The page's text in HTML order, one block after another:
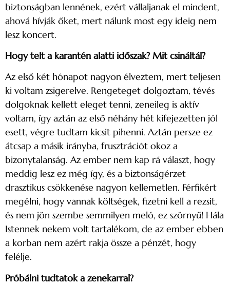
biztonságban lennének, ezért vállaljanak el mindent,
ahová hívják őket, mert nálunk most egy ideig nem
lesz koncert.
Hogy telt a karantén alatti időszak? Mit csináltál?
Az első két hónapot nagyon élveztem, mert teljesen
ki voltam zsigerelve. Rengeteget dolgoztam, tévés
dolgoknak kellett eleget tenni, zeneileg is aktív
voltam, így aztán az első néhány hét kifejezetten jól
esett, végre tudtam kicsit pihenni. Aztán persze ez
átcsap a másik irányba, frusztrációt okoz a
bizonytalanság. Az ember nem kap rá választ, hogy
meddig lesz ez még így, és a biztonságérzet
drasztikus csökkenése nagyon kellemetlen. Férfikért
megélni, hogy vannak költségek, fizetni kell a rezsit,
és nem jön szembe semmilyen meló, ez szörnyű! Hála
Istennek nekem volt tartalékom, de az ember ebben
a korban nem azért rakja össze a pénzét, hogy
felélje.
Próbálni tudtatok a zenekarral?